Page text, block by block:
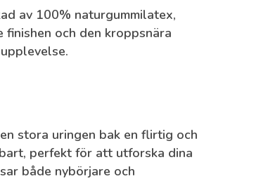
av 100% naturgummilatex,
och den kroppsnära
stora uringen bak en flirtig och
perfekt för att utforska dina
både nybörjare och